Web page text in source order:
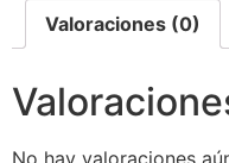
Valoraciones (0)